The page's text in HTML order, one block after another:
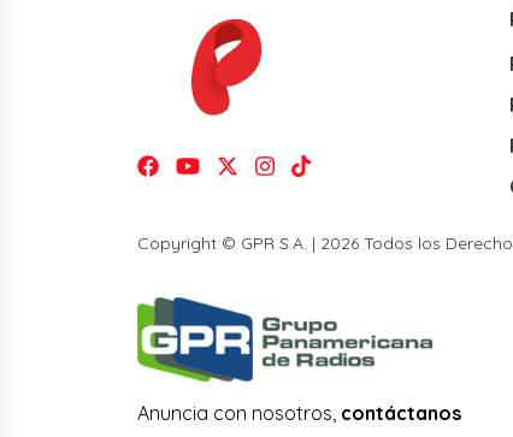
Copyright © GPR S.A. | 2026 Todos los
Anuncia con nosotros, contáctanos